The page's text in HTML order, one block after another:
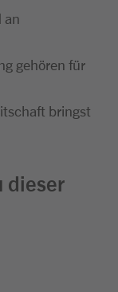
an
gehören für
bringst
dieser